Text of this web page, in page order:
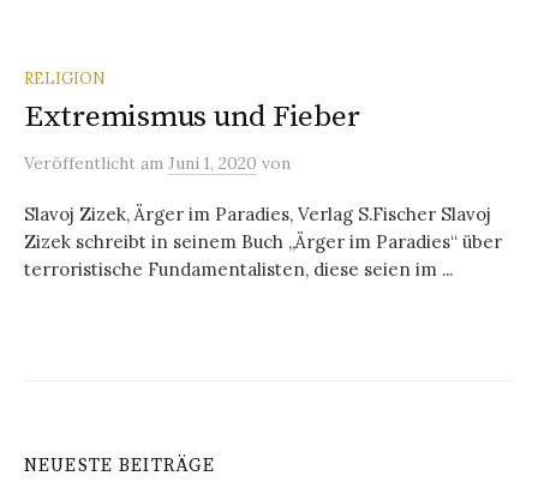
RELIGION
Extremismus und Fieber
Veröffentlicht am Juni 1, 2020 von
Slavoj Zizek, Ärger im Paradies, Verlag S.Fischer Slavoj
Zizek schreibt in seinem Buch „Ärger im Paradies“ über
terroristische Fundamentalisten, diese seien im ...
NEUESTE BEITRÄGE